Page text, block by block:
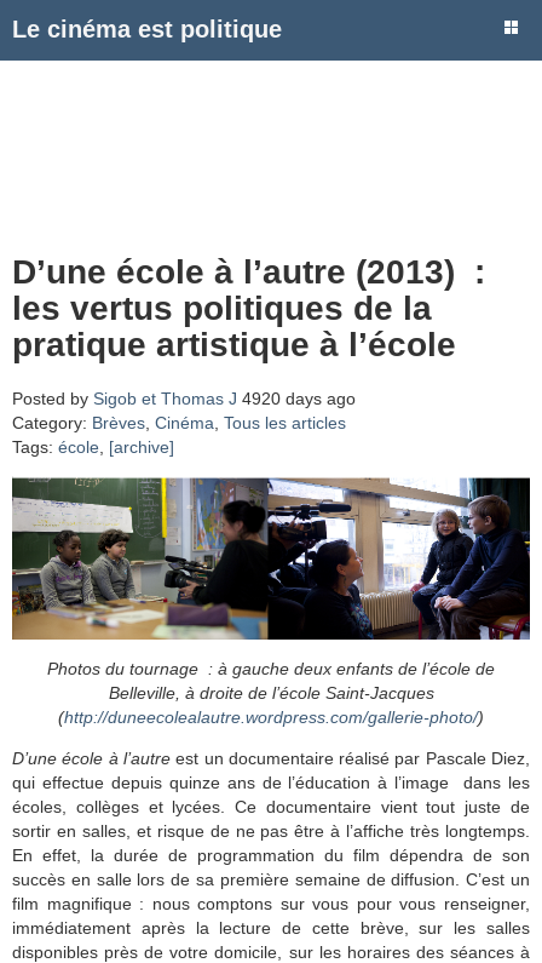
Le cinéma est politique
D’une école à l’autre (2013) :
les vertus politiques de la
pratique artistique à l’école
Posted by Sigob et Thomas J 4920 days ago
Category: Brèves Cinéma Tous les articles
Tags: école [archive]
Photos du tournage : à gauche deux enfants de l’école de
Belleville, à droite de l’école Saint-Jacques
(http://duneecolealautre.wordpress.com/gallerie-photo/)
D’une école à l’autreest un documentaire réalisé par Pascale Diez,
qui effectue depuis quinze ans de l’éducation à l’image dans les
écoles, collèges et lycées. Ce documentaire vient tout juste de
sortir en salles, et risque de ne pas être à l’affiche très longtemps.
En effet, la durée de programmation du film dépendra de son
succès en salle lors de sa première semaine de diffusion. C’est un
film magnifique : nous comptons sur vous pour vous renseigner,
immédiatement après la lecture de cette brève, sur les salles
disponibles près de votre domicile, sur les horaires des séances à